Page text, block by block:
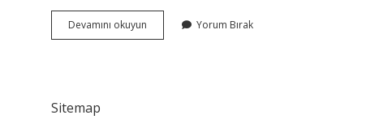
Devamını okuyun
Neden
Yorum Bırak
Sitemap